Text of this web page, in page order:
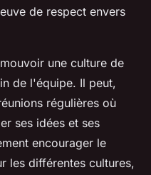
de respect envers
une culture de
de l'équipe. Il peut,
régulières où
ses idées et ses
encourager le
les différentes cultures,